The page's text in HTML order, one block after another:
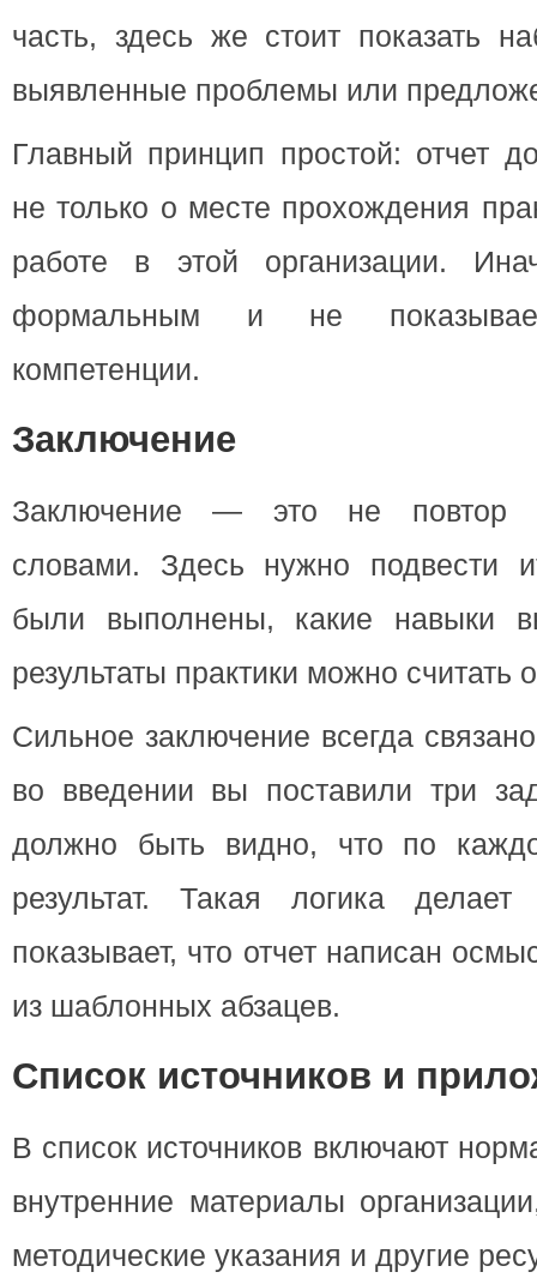
часть, здесь же стоит показать
выявленные проблемы или
Главный принцип простой: отчет
не только о месте прохождения
работе в этой организации.
формальным и не
компетенции.
Заключение
Заключение — это не повтор
словами. Здесь нужно подвести
были выполнены, какие навыки
результаты практики можно считать
Сильное заключение всегда
во введении вы поставили три
должно быть видно, что по
результат. Такая логика
показывает, что отчет написан
из шаблонных абзацев.
Список источников и
В список источников включают
внутренние материалы
методические указания и другие